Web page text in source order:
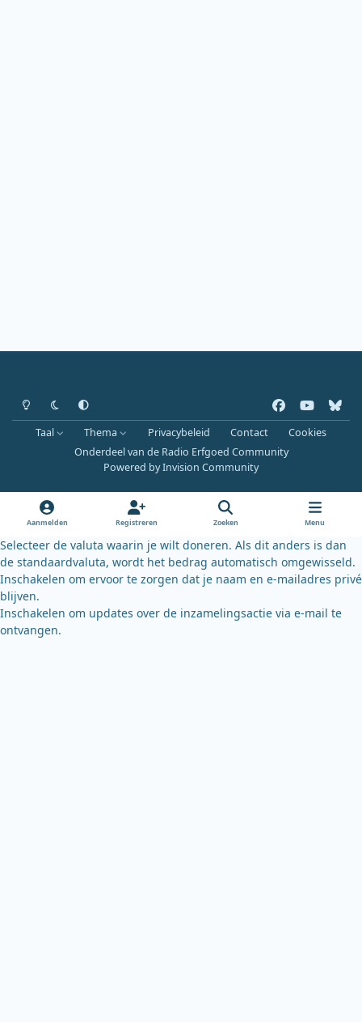
Heldere modus
Donkere modus
Systeemvoorkeur
a
c
e
o
o
u
b
b
l
u
k
y
Taal Thema Privacybeleid Contact
Cookies
Onderdeel van de Radio Erfgoed Community
Powered byInvision Community
Aanmelden Registreren Zoeken Menu
Selecteer de valuta waarin je wilt doneren. Als dit anders is dan
de standaardvaluta, wordt het bedrag automatisch omgewisseld.
Inschakelen om ervoor te zorgen dat je naam en e-mailadres privé
blijven.
Inschakelen om updates over de inzamelingsactie via e-mail te
ontvangen.